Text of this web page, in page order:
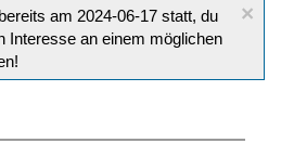
×
am 2024-06-17 statt, du
Interesse an einem möglichen